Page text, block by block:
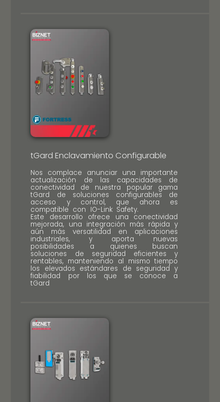
tGard Enclavamiento Configurable
Nos complace anunciar una importante
actualización de las capacidades de
conectividad de nuestra popular gama
tGard de soluciones configurables de
acceso y control, que ahora es
compatible con IO-Link Safety.
Este desarrollo ofrece una conectividad
mejorada, una integración más rápida y
aún más versatilidad en aplicaciones
industriales, y aporta nuevas
posibilidades a quienes buscan
soluciones de seguridad eficientes y
rentables, manteniendo al mismo tiempo
los elevados estándares de seguridad y
fiabilidad por los que se conoce a
tGard